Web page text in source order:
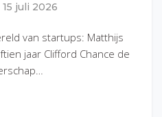
15 juli 2026
van startups: Matthijs
jaar Clifford Chance de